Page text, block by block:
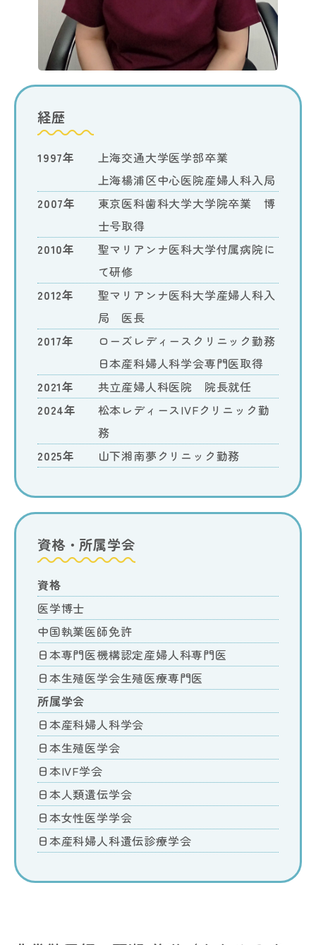
経歴
1997年
上海交通大学医学部卒業
上海楊浦区中心医院産婦人科入局
2007年
東京医科歯科大学大学院卒業 博
士号取得
2010年
聖マリアンナ医科大学付属病院に
て研修
2012年
聖マリアンナ医科大学産婦人科入
局 医長
2017年
ローズレディースクリニック勤務
日本産科婦人科学会専門医取得
2021年
共立産婦人科医院 院長就任
2024年
松本レディースIVFクリニック勤
務
2025年
山下湘南夢クリニック勤務
資格・所属学会
資格
医学博士
中国執業医師免許
日本専門医機構認定産婦人科専門医
日本生殖医学会生殖医療専門医
所属学会
日本産科婦人科学会
日本生殖医学会
日本IVF学会
日本人類遺伝学会
日本女性医学学会
日本産科婦人科遺伝診療学会